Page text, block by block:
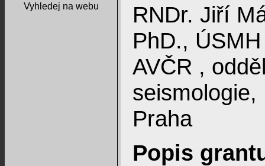
Vyhledej na webu
RNDr. Jiří
PhD., ÚSMH
AVČR ,
seismologie,
Praha
Popis